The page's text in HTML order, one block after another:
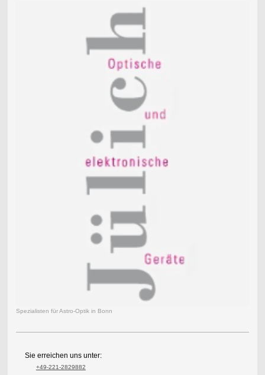
Spezialisten für Astro-Optik in Bonn
Sie erreichen uns unter:
+49-221-2829882